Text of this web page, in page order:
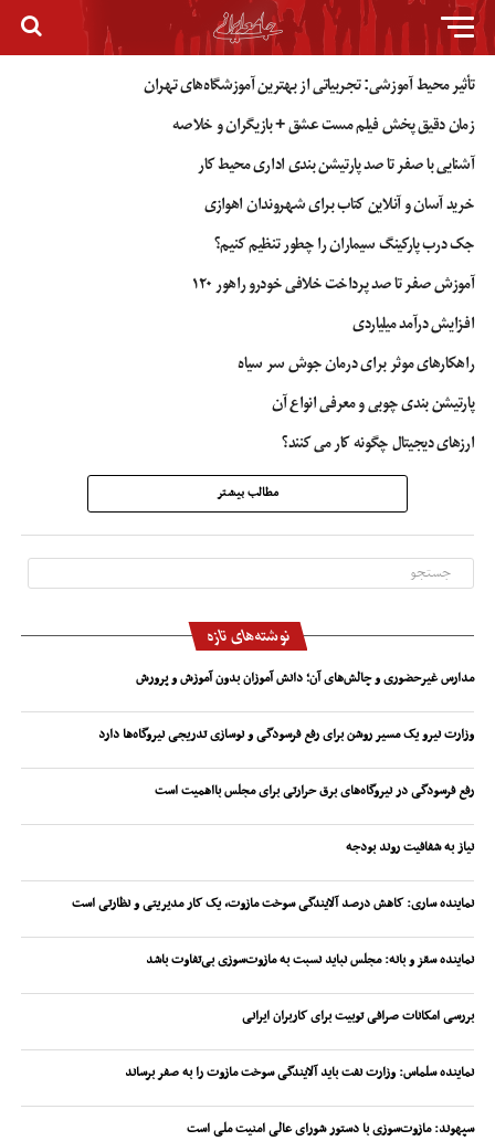
تأثیر محیط آموزشی: تجربیاتی از بهترین آموزشگاه‌های تهران
زمان دقیق پخش فیلم مست عشق + بازیگران و خلاصه
آشنایی با صفر تا صد پارتیشن بندی اداری محیط کار
خرید آسان و آنلاین کتاب برای شهروندان اهوازی
جک درب پارکینگ سیماران را چطور تنظیم کنیم؟
آموزش صفر تا صد پرداخت خلافی خودرو راهور ۱۲۰
افزایش درآمد میلیاردی
راهکارهای موثر برای درمان جوش سر سیاه
پارتیشن بندی چوبی و معرفی انواع آن
ارزهای دیجیتال چگونه کار می کنند؟
مطالب بیشتر
نوشته‌های تازه
مدارس غیرحضوری و چالش‌های آن؛ دانش آموزان بدون آموزش و پرورش
وزارت نیرو یک مسیر روشن برای رفع فرسودگی و نوسازی تدریجی نیروگاه‌ها دارد
رفع فرسودگی در نیروگاه‌های برق حرارتی برای مجلس بااهمیت است
نیاز به شفافیت روند بودجه
نماینده ساری: کاهش درصد آلایندگی سوخت مازوت، یک کار مدیریتی و نظارتی است
نماینده سقز و بانه: مجلس نباید نسبت به مازوت‌سوزی بی‌تفاوت باشد
بررسی امکانات صرافی توبیت برای کاربران ایرانی
نماینده سلماس: وزارت نفت باید آلایندگی سوخت مازوت را به صفر برساند
سپهوند:‌ مازوت‌سوزی با دستور شورای عالی امنیت ملی است